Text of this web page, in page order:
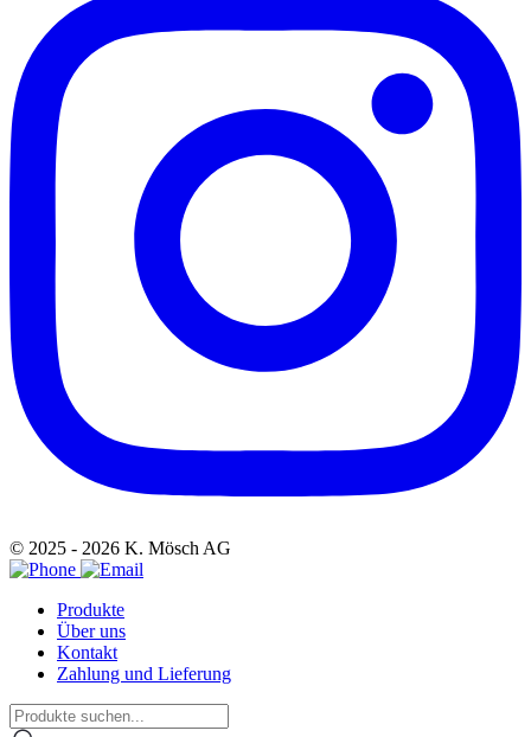
© 2025 - 2026 K. Mösch AG
Produkte
Über uns
Kontakt
Zahlung und Lieferung